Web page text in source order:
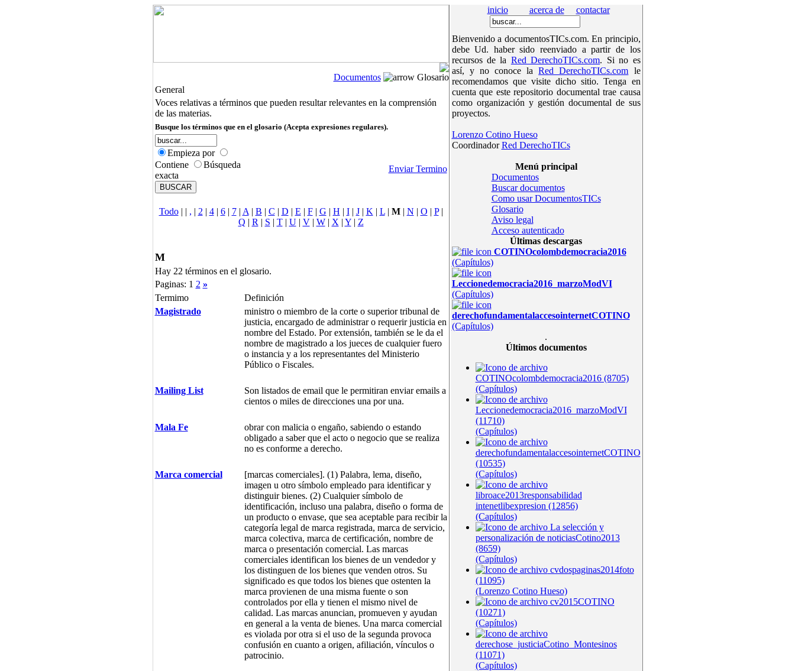
Documentos
Glosario
General
Voces relativas a términos que pueden resultar relevantes en la comprensión
de las materias.
Busque los términos que en el glosario (Acepta expresiones regulares).
Empieza por
Contiene
Búsqueda
exacta
Enviar Termino
Todo| | , | 2 | 4| 6| 7| A | B | C | D | E | F| G | H | I| J| K | L| M| N | O | P|
Q | R | S | T| U| V| W| X | Y| Z
M
Hay 22 términos en el glosario.
Paginas: 1 2 »
Termimo
Definición
Magistrado
ministro o miembro de la corte o superior tribunal de
justicia, encargado de administrar o requerir justicia en
nombre del Estado. Por extensión, también se le da el
nombre de magistrado a los jueces de cualquier fuero
o instancia y a los representantes del Ministerio
Público o Fiscales.
Mailing List
Son listados de email que le permitiran enviar emails a
cientos o miles de direcciones una por una.
Mala Fe
obrar con malicia o engaño, sabiendo o estando
obligado a saber que el acto o negocio que se realiza
no es conforme a derecho.
Marca comercial
[marcas comerciales]. (1) Palabra, lema, diseño,
imagen u otro símbolo empleado para identificar y
distinguir bienes. (2) Cualquier símbolo de
identificación, incluso una palabra, diseño o forma de
un producto o envase, que sea aceptable para recibir la
categoría legal de marca registrada, marca de servicio,
marca colectiva, marca de certificación, nombre de
marca o presentación comercial. Las marcas
comerciales identifican los bienes de un vendedor y
los distinguen de los bienes que venden otros. Su
significado es que todos los bienes que ostenten la
marca provienen de una misma fuente o son
controlados por ella y tienen el mismo nivel de
calidad. Las marcas anuncian, promueven y ayudan
en general a la venta de bienes. Una marca comercial
es violada por otra si el uso de la segunda provoca
confusión en cuanto a origen, afiliación, vínculos o
patrocinio.
inicio acerca de contactar
Bienvenido a documentosTICs.com. En principio,
debe Ud. haber sido reenviado a partir de los
recursos de la Red DerechoTICs.com. Si no es
así, y no conoce laRed DerechoTICs.com le
recomendamos que visite dicho sitio. Tenga en
cuenta que este repositorio documental trae causa
como organización y gestión documental de sus
proyectos.
Lorenzo Cotino Hueso
CoordinadorRed DerechoTICs
Menú principal
Documentos
Buscar documentos
Como usar DocumentosTICs
Glosario
Aviso legal
Acceso autenticado
Últimas descargas
COTINOcolombdemocracia2016
(Capítulos)
Leccionedemocracia2016_marzoModVI
(Capítulos)
derechofundamentalaccesointernetCOTINO
(Capítulos)
.
Últimos documentos
COTINOcolombdemocracia2016 (8705)
(Capítulos)
Leccionedemocracia2016_marzoModVI
(11710)
(Capítulos)
derechofundamentalaccesointernetCOTINO
(10535)
(Capítulos)
libroace2013responsabilidad
intenetlibexpresion (12856)
(Capítulos)
La selección y
personalización de noticiasCotino2013
(8659)
(Capítulos)
cvdospaginas2014foto
(11095)
(Lorenzo Cotino Hueso)
cv2015COTINO
(10271)
(Capítulos)
derechose_justiciaCotino_Montesinos
(11071)
(Capítulos)